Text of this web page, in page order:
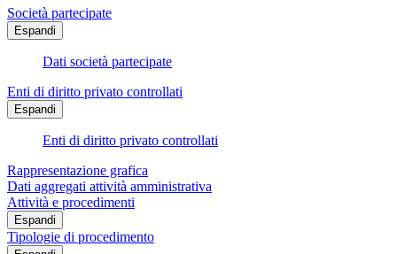
Società partecipate
Espandi
Dati società partecipate
Enti di diritto privato controllati
Espandi
Enti di diritto privato controllati
Rappresentazione grafica
Dati aggregati attività amministrativa
Attività e procedimenti
Espandi
Tipologie di procedimento